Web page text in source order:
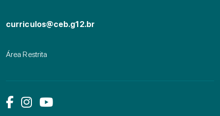
curriculos@ceb.g12.br
Área Restrita
Link das mídias sociais
Link das mídias sociais
Link das mídias sociais